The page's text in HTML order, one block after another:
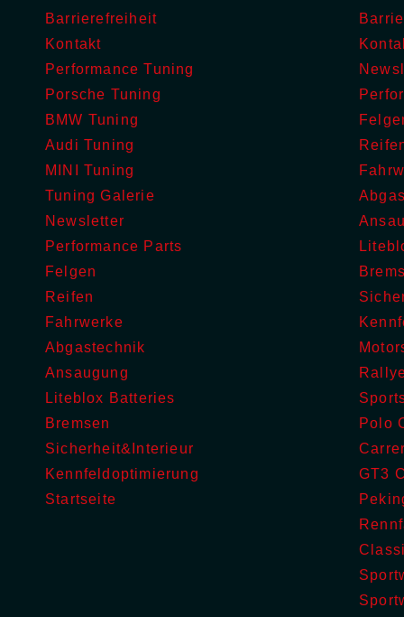
Barrierefreiheit
Kontakt
Performance Tuning
Porsche Tuning
BMW Tuning
Audi Tuning
MINI Tuning
Tuning Galerie
Newsletter
Performance Parts
Felgen
Reifen
Fahrwerke
Abgastechnik
Ansaugung
Liteblox Batteries
Bremsen
Sicherheit&Interieur
Kennfeldoptimierung
Startseite
Polo
GT3